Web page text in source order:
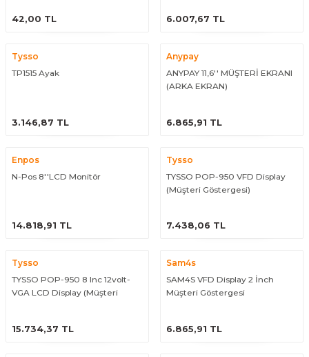
42,00 TL 6.007,67 TL
Tysso
TP1515 Ayak
3.146,87 TL
Anypay
ANYPAY 11,6'' MÜŞTERİ EKRANI
(ARKA EKRAN)
6.865,91 TL
Enpos
N-Pos 8''LCD Monitör
14.818,91 TL
Tysso
TYSSO POP-950 VFD Display
(Müşteri Göstergesi)
7.438,06 TL
Tysso
TYSSO POP-950 8 Inc 12volt-
VGA LCD Display (Müşteri
15.734,37 TL
Sam4s
SAM4S VFD Display 2 İnch
Müşteri Göstergesi
6.865,91 TL